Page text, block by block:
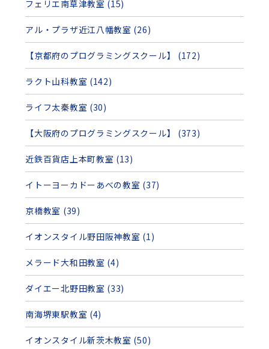
フェリエ南草津教室 (15)
アル・プラザ近江八幡教室 (26)
【京都府のプログラミングスクール】 (172)
ラクト山科教室 (142)
ライフ太秦教室 (30)
【大阪府のプログラミングスクール】 (373)
近鉄百貨店上本町教室 (13)
イトーヨーカドーあべの教室 (37)
京橋教室 (39)
イオンスタイル野田阪神教室 (1)
メラード大和田教室 (4)
ダイエー北野田教室 (33)
南海堺東駅教室 (4)
イオンスタイル新茨木教室 (50)